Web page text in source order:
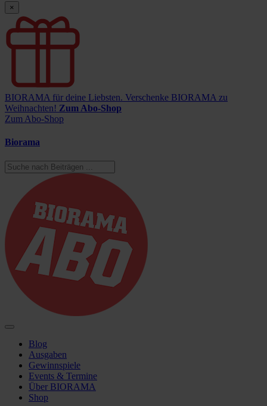
×
BIORAMA für deine Liebsten. Verschenke BIORAMA zu
Weihnachten! Zum Abo-Shop
Zum Abo-Shop
Biorama
Blog
Ausgaben
Gewinnspiele
Events & Termine
Über BIORAMA
Shop